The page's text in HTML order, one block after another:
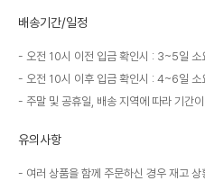
배송기간/일정
오전 10시 이전 입금 확인시 : 3~5일 소
오전 10시 이후 입금 확인시 : 4~6일 소
주말 및 공휴일, 배송 지역에 따라 기간
유의사항
여러 상품을 함께 주문하신 경우 재고